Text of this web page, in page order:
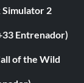
Simulator 2
Entrenador)
of the Wild